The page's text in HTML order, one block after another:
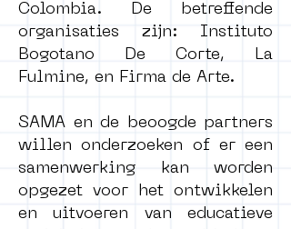
Colombia. De betreffende
organisaties zijn: Instituto
Bogotano De Corte, La
Fulmine, en Firma de Arte.
SAMA en de beoogde partners
willen onderzoeken of er een
samenwerking kan worden
opgezet voor het ontwikkelen
en uitvoeren van educatieve